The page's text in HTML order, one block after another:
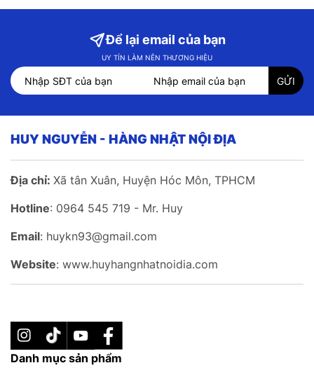
Để lại email của bạn
UY TÍN LÀM NÊN THƯƠNG HIỆU
HUY NGUYỄN - HÀNG NHẬT NỘI ĐỊA
Địa chỉ: Xã tân Xuân, Huyện Hóc Môn, TPHCM
Hotline: 0964 545 719 - Mr. Huy
Email: huykn93@gmail.com
Website: www.huyhangnhatnoidia.com
Danh mục sản phẩm